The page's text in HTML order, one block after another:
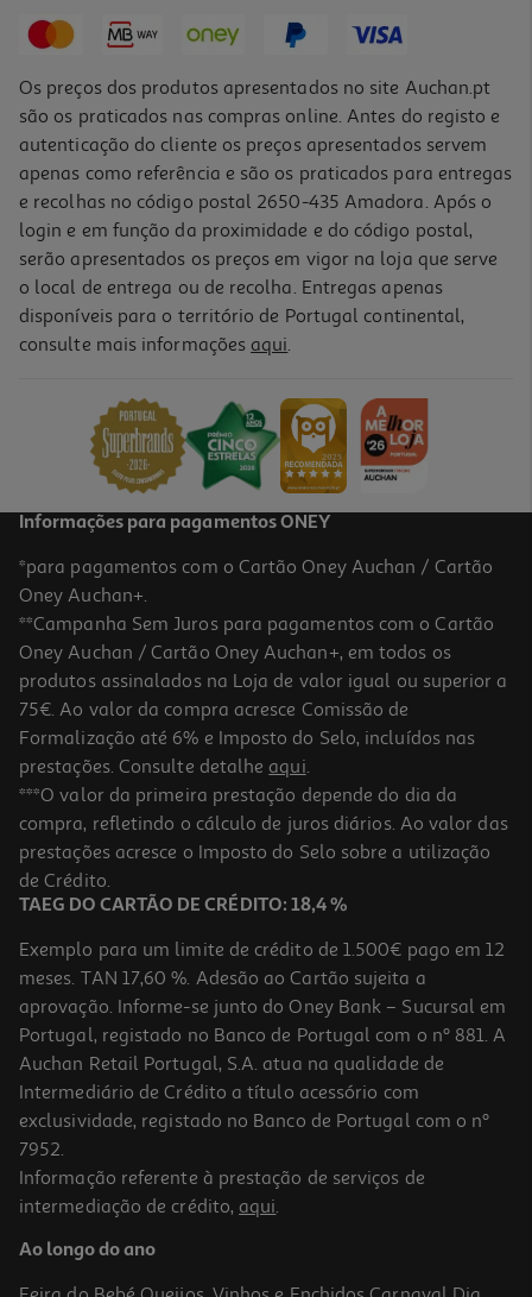
Guardanapo Chocolate Uni
Doony Mirtilo Un
0.89 €/un
0,89 €
Dot Fripan Choc-. Roll Magic 75 Gr
0.89 €/un
Os preços dos produtos apresentados no site Auchan.pt
são os praticados nas compras online. Antes do registo e
autenticação do cliente os preços apresentados servem
apenas como referência e são os praticados para entregas
e recolhas no código postal 2650-435 Amadora. Após o
login e em função da proximidade e do código postal,
serão apresentados os preços em vigor na loja que serve
o local de entrega ou de recolha. Entregas apenas
disponíveis para o território de Portugal continental,
consulte mais informações aqui.
Informações para pagamentos ONEY
*para pagamentos com o Cartão Oney Auchan / Cartão
Oney Auchan+.
**Campanha Sem Juros para pagamentos com o Cartão
Oney Auchan / Cartão Oney Auchan+, em todos os
produtos assinalados na Loja de valor igual ou superior a
75€. Ao valor da compra acresce Comissão de
Formalização até 6% e Imposto do Selo, incluídos nas
prestações. Consulte detalhe aqui.
***O valor da primeira prestação depende do dia da
compra, refletindo o cálculo de juros diários. Ao valor das
prestações acresce o Imposto do Selo sobre a utilização
de Crédito.
TAEG DO CARTÃO DE CRÉDITO: 18,4 %
Exemplo para um limite de crédito de 1.500€ pago em 12
meses. TAN 17,60 %. Adesão ao Cartão sujeita a
aprovação. Informe-se junto do Oney Bank – Sucursal em
Portugal, registado no Banco de Portugal com o nº 881. A
Auchan Retail Portugal, S.A. atua na qualidade de
Intermediário de Crédito a título acessório com
exclusividade, registado no Banco de Portugal com o nº
7952.
Informação referente à prestação de serviços de
intermediação de crédito, aqui.
Ao longo do ano